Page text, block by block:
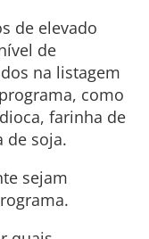
de elevado
de
na listagem
como
farinha de
de soja.
sejam